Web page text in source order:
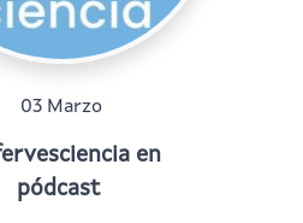
03 Marzo
en
pódcast